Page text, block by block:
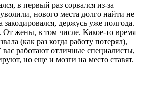
в первый раз сорвался из-за
нового места долго найти не
закодировался, держусь уже полгода.
жены, в том числе. Какое-то время
(как раз когда работу потерял),
вас работают отличные специалисты,
но еще и мозги на место ставят.